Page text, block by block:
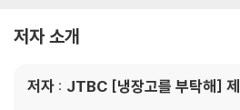
일러두기
1. Chef 최현석
저자 소개
저자 : JTBC [냉장고를 부탁해]